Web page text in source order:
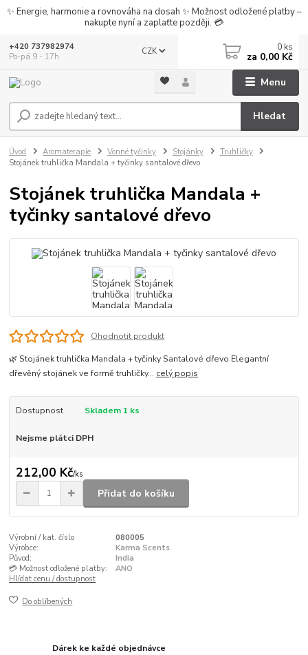
✨ Energie, harmonie a rovnováha na dosah ✨ Možnost odložené platby –
nakupte nyní a zaplaťte později. 💳
Menu
CZK
Hledat
+420 737982974
Po-pá 9 - 17h
0 ks
za 0,00 Kč
Úvod Aromaterapie Vonné tyčinky Stojánky
Truhličky
Stojánek truhlička Mandala + tyčinky santalové dřevo
Stojánek truhlička Mandala +
tyčinky santalové dřevo
Ohodnotit produkt
🌿 Stojánek truhlička Mandala + tyčinky Santalové dřevo Elegantní
dřevěný stojánek ve formě truhličky... celý popis
Dostupnost Skladem 1 ks
Nejsme plátci DPH
212,00 Kč/ks
Přidat do košíku
Výrobní / kat. číslo
080005
Výrobce:
Karma Scents
Původ:
India
💳 Možnost odložené platby:
ANO
Hlídat cenu / dostupnost
Do oblíbených
Dárek ke každé objednávce